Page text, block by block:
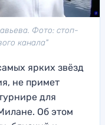
Фото: стоп-
канала"
ярких звёзд
не примет
для
Об этом